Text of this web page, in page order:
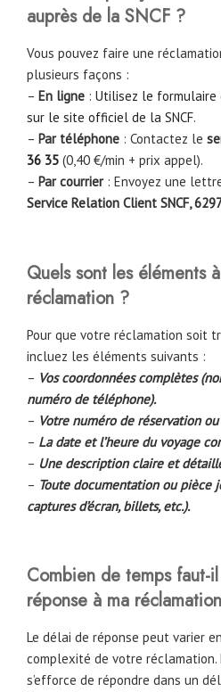
auprès de la SNCF ?
Vous pouvez faire une
plusieurs façons :
– En ligne : Utilisez le formulaire
sur le site officiel de la SNCF.
– Par téléphone : Contactez le
36 35 (0,40 €/min + prix appel).
– Par courrier: Envoyez une
Service Relation Client SNCF,
Quels sont les éléments
réclamation ?
Pour que votre réclamation soit
incluez les éléments suivants :
– Vos coordonnées complètes
numéro de téléphone).
– Votre numéro de réservation
– La date et l’heure du voyage
– Une description claire et
– Toute documentation ou pièce
captures d’écran, billets, etc.).
Combien de temps faut-
réponse à ma
Le délai de réponse peut varier
complexité de votre réclamation.
s’efforce de répondre dans un